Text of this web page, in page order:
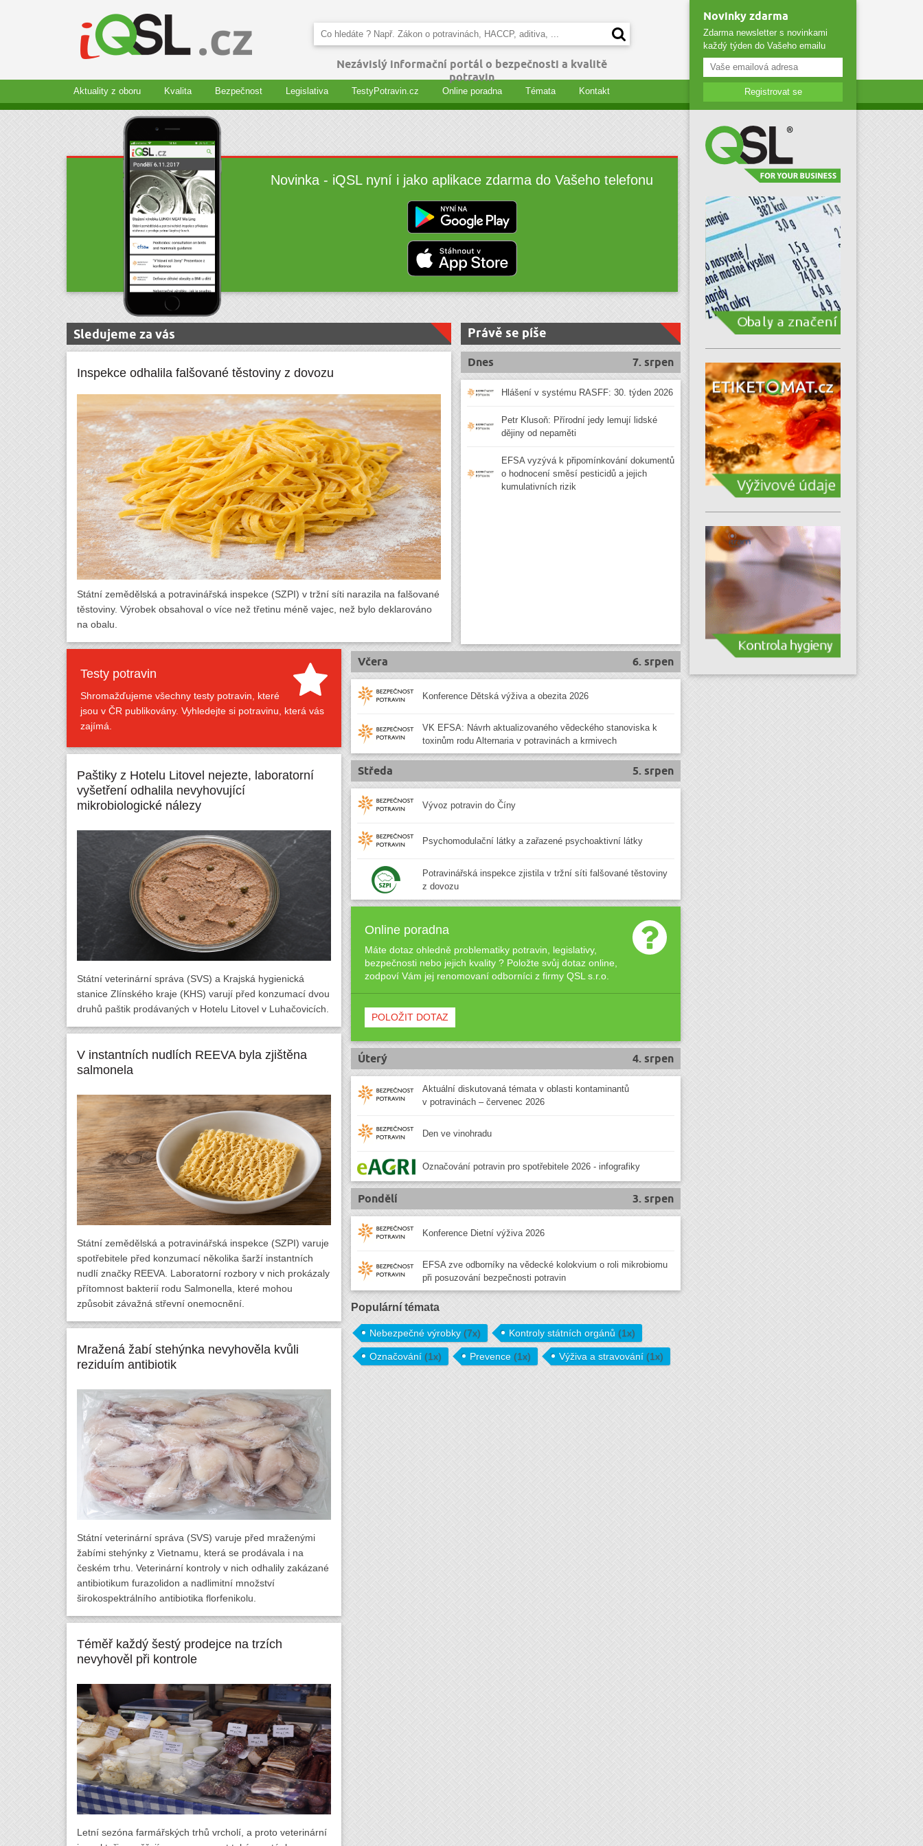
Nezávislý informační portál o bezpečnosti a kvalitě
potravin
Aktuality z oboru Kvalita Bezpečnost Legislativa TestyPotravin.cz Online poradna Témata Kontakt
Novinka - iQSL nyní i jako aplikace zdarma do Vašeho telefonu
Sledujeme za vás
Inspekce odhalila falšované těstoviny z dovozu
Státní zemědělská a potravinářská inspekce (SZPI) v tržní síti narazila na falšované
těstoviny. Výrobek obsahoval o více než třetinu méně vajec, než bylo deklarováno
na obalu.
Testy potravin
Shromažďujeme všechny testy potravin, které
jsou v ČR publikovány. Vyhledejte si potravinu, která vás
zajímá.
Paštiky z Hotelu Litovel nejezte, laboratorní
vyšetření odhalila nevyhovující
mikrobiologické nálezy
Státní veterinární správa (SVS) a Krajská hygienická
stanice Zlínského kraje (KHS) varují před konzumací dvou
druhů paštik prodávaných v Hotelu Litovel v Luhačovicích.
V instantních nudlích REEVA byla zjištěna
salmonela
Státní zemědělská a potravinářská inspekce (SZPI) varuje
spotřebitele před konzumací několika šarží instantních
nudlí značky REEVA. Laboratorní rozbory v nich prokázaly
přítomnost bakterií rodu Salmonella, které mohou
způsobit závažná střevní onemocnění.
Mražená žabí stehýnka nevyhověla kvůli
reziduím antibiotik
Státní veterinární správa (SVS) varuje před mraženými
žabími stehýnky z Vietnamu, která se prodávala i na
českém trhu. Veterinární kontroly v nich odhalily zakázané
antibiotikum furazolidon a nadlimitní množství
širokospektrálního antibiotika florfenikolu.
Téměř každý šestý prodejce na trzích
nevyhověl při kontrole
Letní sezóna farmářských trhů vrcholí, a proto veterinární
Právě se píše
7. srpen
Dnes
Hlášení v systému RASFF: 30. týden 2026
Petr Klusoň: Přírodní jedy lemují lidské
dějiny od nepaměti
EFSA vyzývá k připomínkování dokumentů
o hodnocení směsí pesticidů a jejich
kumulativních rizik
6. srpen
Včera
Konference Dětská výživa a obezita 2026
VK EFSA: Návrh aktualizovaného vědeckého stanoviska k
toxinům rodu Alternaria v potravinách a krmivech
5. srpen
Středa
Vývoz potravin do Číny
Psychomodulační látky a zařazené psychoaktivní látky
Potravinářská inspekce zjistila v tržní síti falšované těstoviny
z dovozu
Online poradna
Máte dotaz ohledně problematiky potravin, legislativy,
bezpečnosti nebo jejich kvality ? Položte svůj dotaz online,
zodpoví Vám jej renomovaní odborníci z firmy QSL s.r.o.
POLOŽIT DOTAZ
4. srpen
Úterý
Aktuální diskutovaná témata v oblasti kontaminantů
v potravinách – červenec 2026
Den ve vinohradu
Označování potravin pro spotřebitele 2026 - infografiky
3. srpen
Pondělí
Konference Dietní výživa 2026
EFSA zve odborníky na vědecké kolokvium o roli mikrobiomu
při posuzování bezpečnosti potravin
Populární témata
Nebezpečné výrobky (7x) Kontroly státních orgánů (1x)
Označování (1x) Prevence (1x) Výživa a stravování (1x)
Novinky zdarma
Zdarma newsletter s novinkami
každý týden do Vašeho emailu
Registrovat se